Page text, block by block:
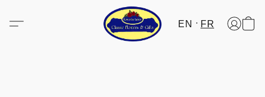
EN FR